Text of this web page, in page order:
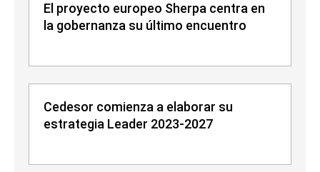
El proyecto europeo Sherpa centra en
la gobernanza su último encuentro
Cedesor comienza a elaborar su
estrategia Leader 2023-2027